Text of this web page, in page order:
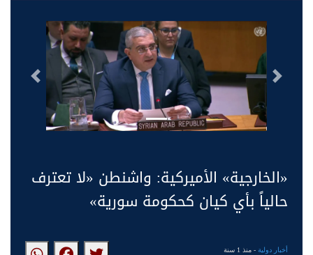
التالى السابق
«الخارجية» الأميركية: واشنطن «لا تعترف
حالياً بأي كيان كحكومة سورية»
أخبار دولية- منذ 1 سنة